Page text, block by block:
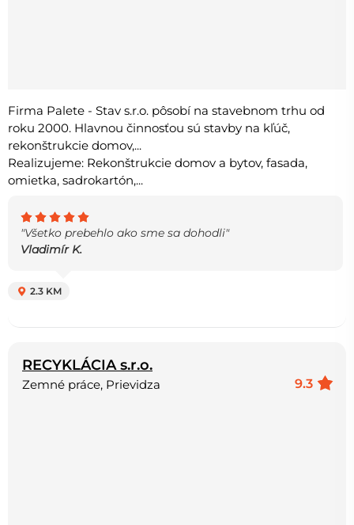
Firma Palete - Stav s.r.o. pôsobí na stavebnom trhu od
roku 2000. Hlavnou činnosťou sú stavby na kľúč,
rekonštrukcie domov,...
Realizujeme: Rekonštrukcie domov a bytov, fasada,
omietka, sadrokartón,...
"Všetko prebehlo ako sme sa dohodli"
Vladimír K.
2.3 KM
RECYKLÁCIA s.r.o.
9.3
Zemné práce, Prievidza